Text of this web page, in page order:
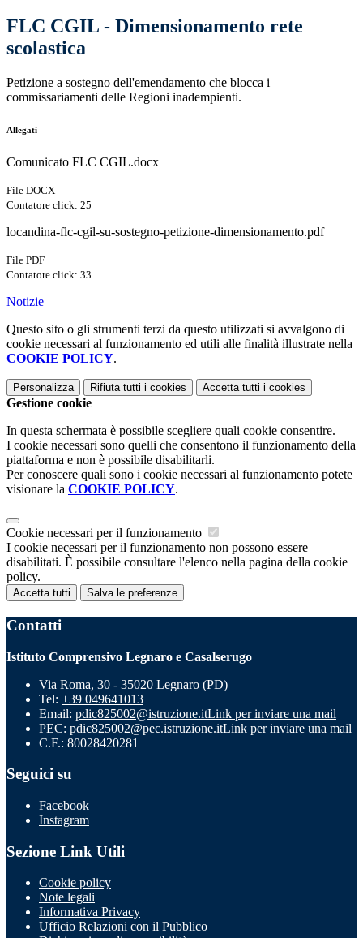
FLC CGIL - Dimensionamento rete
scolastica
Petizione a sostegno dell'emendamento che blocca i
commissariamenti delle Regioni inadempienti.
Allegati
Comunicato FLC CGIL.docx
File DOCX
Contatore click: 25
locandina-flc-cgil-su-sostegno-petizione-dimensionamento.pdf
File PDF
Contatore click: 33
Notizie
Questo sito o gli strumenti terzi da questo utilizzati si avvalgono di
cookie necessari al funzionamento ed utili alle finalità illustrate nella
COOKIE POLICY.
Personalizza Rifiuta tutti i cookies Accetta tutti i cookies
Gestione cookie
In questa schermata è possibile scegliere quali cookie consentire.
I cookie necessari sono quelli che consentono il funzionamento della
piattaforma e non è possibile disabilitarli.
Per conoscere quali sono i cookie necessari al funzionamento potete
visionare la COOKIE POLICY.
Cookie necessari per il funzionamento
I cookie necessari per il funzionamento non possono essere
disabilitati. È possibile consultare l'elenco nella pagina della cookie
policy.
Accetta tutti Salva le preferenze
Contatti
Istituto Comprensivo Legnaro e Casalserugo
Via Roma, 30 - 35020 Legnaro (PD)
Tel: +39 049641013
Email: pdic825002@istruzione.itLink per inviare una mail
PEC: pdic825002@pec.istruzione.itLink per inviare una mail
C.F.: 80028420281
Seguici su
Facebook
Instagram
Sezione Link Utili
Cookie policy
Note legali
Informativa Privacy
Ufficio Relazioni con il Pubblico